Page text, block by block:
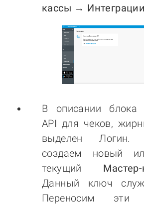
кассы → Интеграции
В описании блока
API для чеков,
выделен
создаем новый
текущий
Данный ключ
Переносим